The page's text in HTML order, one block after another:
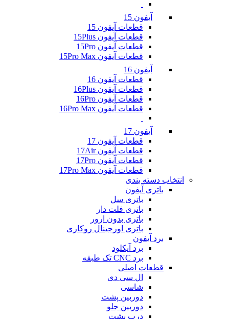
آیفون 15
قطعات آیفون 15
قطعات آیفون 15Plus
قطعات آیفون 15Pro
قطعات آیفون 15Pro Max
آیفون 16
قطعات آیفون 16
قطعات آیفون 16Plus
قطعات آیفون 16Pro
قطعات آیفون 16Pro Max
آیفون 17
قطعات آیفون 17
قطعات آیفون 17Air
قطعات آیفون 17Pro
قطعات آیفون 17Pro Max
انتخاب دسته بندی
باتری آیفون
باتری سل
باتری فلت دار
باتری بدون ارور
باتری اورجینال روکاری
برد آیفون
برد آیکلود
برد CNC تک طبقه
قطعات اصلی
ال سی دی
شاسی
دوربین پشت
دوربین جلو
درب پشت